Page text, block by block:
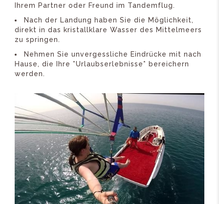
Ihrem Partner oder Freund im Tandemflug.
Nach der Landung haben Sie die Möglichkeit,
direkt in das kristallklare Wasser des Mittelmeers
zu springen.
Nehmen Sie unvergessliche Eindrücke mit nach
Hause, die Ihre *Urlaubserlebnisse* bereichern
werden.